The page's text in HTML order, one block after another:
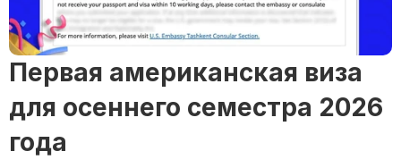
Первая американская виза
для осеннего семестра 2026
года